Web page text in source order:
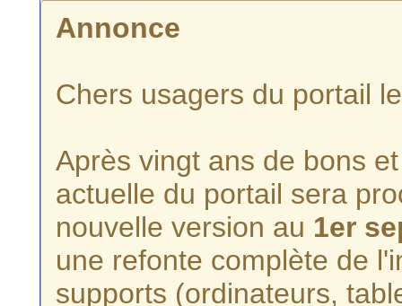
Annonce
Chers usagers du portail
Après vingt ans de bons
actuelle du portail sera
nouvelle version au 1er
une refonte complète de
supports (ordinateurs,